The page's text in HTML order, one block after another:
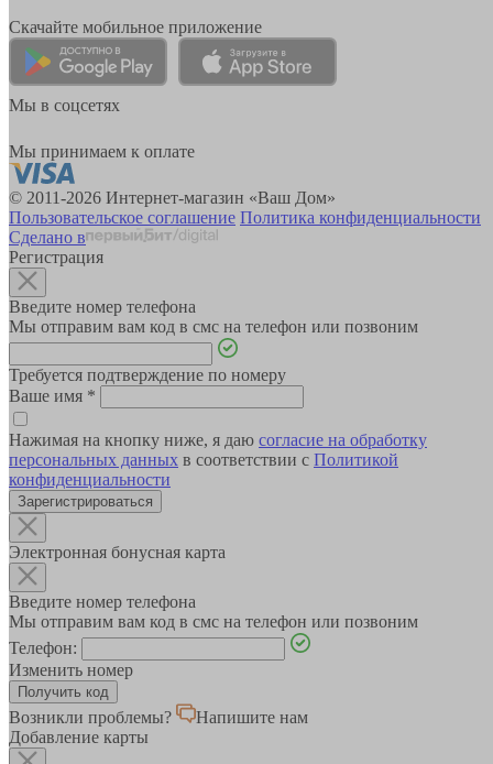
Скачайте мобильное приложение
Мы в соцсетях
Мы принимаем к оплате
© 2011-2026 Интернет-магазин «Ваш Дом»
Пользовательское соглашение Политика конфиденциальности
Сделано в
Регистрация
Введите номер телефона
Мы отправим вам код в смс на телефон или позвоним
Требуется подтверждение по номеру
Ваше имя *
Нажимая на кнопку ниже, я даю согласие на обработку
персональных данных в соответствии с Политикой
конфиденциальности
Зарегистрироваться
Электронная бонусная карта
Введите номер телефона
Мы отправим вам код в смс на телефон или позвоним
Телефон:
Изменить номер
Возникли проблемы?
Напишите нам
Добавление карты